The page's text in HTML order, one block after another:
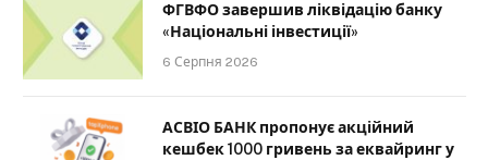
ФГВФО завершив ліквідацію банку
«Національні інвестиції»
6 Серпня 2026
АСВІО БАНК пропонує акційний
кешбек 1000 гривень за еквайринг у